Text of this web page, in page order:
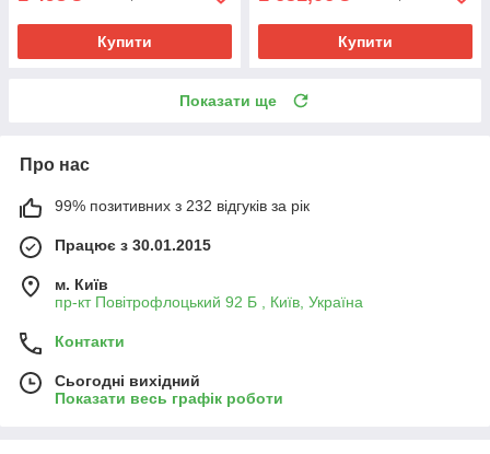
Купити Купити
Показати ще
Про нас
99% позитивних з 232 відгуків за рік
Працює з 30.01.2015
м. Київ
пр-кт Повітрофлоцький 92 Б , Київ, Україна
Контакти
Сьогодні вихідний
Показати весь графік роботи